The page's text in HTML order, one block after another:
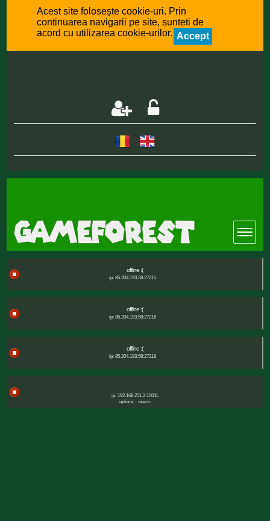
Acest site folosește cookie-uri. Prin
continuarea navigarii pe site, sunteti de
acord cu utilizarea cookie-urilor. Accept
offline :(
ip: 85.204.193.58:27215
offline :(
ip: 85.204.193.58:27216
offline :(
ip: 85.204.193.58:27218
ip: 192.168.251.2:10011:
uptime:
users: